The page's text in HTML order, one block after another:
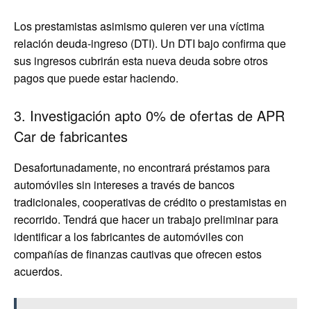
Los prestamistas asimismo quieren ver una víctima
relación deuda-ingreso (DTI). Un DTI bajo confirma que
sus ingresos cubrirán esta nueva deuda sobre otros
pagos que puede estar haciendo.
3. Investigación apto 0% de ofertas de APR
Car de fabricantes
Desafortunadamente, no encontrará préstamos para
automóviles sin intereses a través de bancos
tradicionales, cooperativas de crédito o prestamistas en
recorrido. Tendrá que hacer un trabajo preliminar para
identificar a los fabricantes de automóviles con
compañías de finanzas cautivas que ofrecen estos
acuerdos.